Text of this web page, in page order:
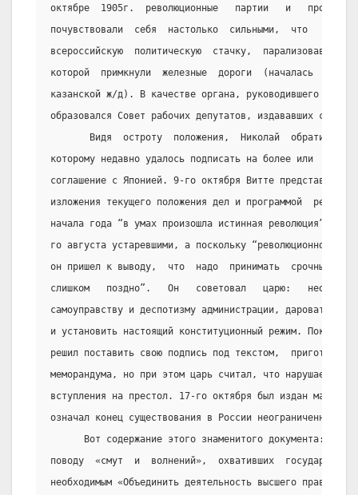
октябре  1905г.  революционные   партии   и
почувствовали  себя  настолько  сильными,  что
всероссийскую  политическую  стачку,  парализовавшую
которой  примкнули  железные  дороги  (началась  6
казанской ж/д). В качестве органа, руководившего
образовался Совет рабочих депутатов, издававших свои
Видя  остроту  положения,  Николай  обратился
которому недавно удалось подписать на более или
соглашение с Японией. 9-го октября Витте представил
изложения текущего положения дел и программой
начала года “в умах произошла истинная революция”,
го августа устаревшими, а поскольку “революционное
он пришел к выводу,  что  надо  принимать  срочные
слишком   поздно”.   Он   советовал   царю:
самоуправству и деспотизму администрации, даровать
и установить настоящий конституционный режим.
решил поставить свою подпись под текстом,
меморандума, но при этом царь считал, что нарушает
вступления на престол. 17-го октября был издан
означал конец существования в России неограниченной
Вот содержание этого знаменитого документа:
поводу  «смут  и  волнений»,  охвативших
необходимым «Объединить деятельность высшего